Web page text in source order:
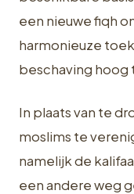
een nieuwe fiqh
harmonieuze
beschaving hoog
In plaats van te
moslims te
namelijk de
een andere weg